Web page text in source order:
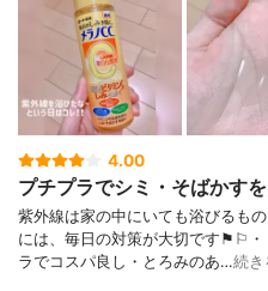
4.00
プチプラでシミ・そばかす
紫外線は家の中にいても浴びるも
には、毎日の対策が大切です⚑︎⚐︎・
ラでコスパ良し・とろみのあ…続き